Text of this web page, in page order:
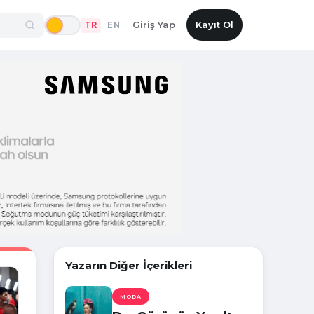
TR EN Giriş Yap Kayıt Ol
Yazarın Diğer İçerikleri
MODA